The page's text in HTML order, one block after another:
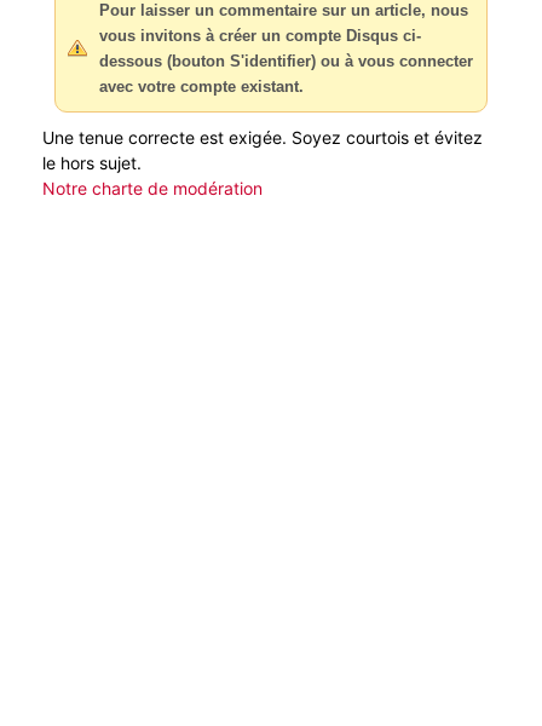
Pour laisser un commentaire sur un article, nous
vous invitons à créer un compte Disqus ci-
dessous (bouton S'identifier) ou à vous connecter
avec votre compte existant.
Une tenue correcte est exigée. Soyez courtois et évitez
le hors sujet.
Notre charte de modération